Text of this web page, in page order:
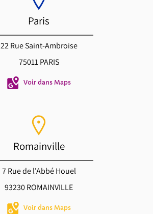
Paris
22 Rue Saint-Ambroise
75011 PARIS
Voir dans Maps
Romainville
7 Rue de l'Abbé Houel
93230 ROMAINVILLE
Voir dans Maps